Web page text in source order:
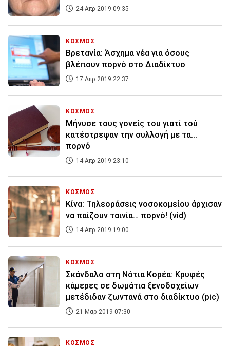
24 Απρ 2019 09:35
ΚΟΣΜΟΣ
Βρετανία: Άσχημα νέα για όσους
βλέπουν πορνό στο Διαδίκτυο
17 Απρ 2019 22:37
ΚΟΣΜΟΣ
Μήνυσε τους γονείς του γιατί τού
κατέστρεψαν την συλλογή με τα...
πορνό
14 Απρ 2019 23:10
ΚΟΣΜΟΣ
Κίνα: Τηλεοράσεις νοσοκομείου άρχισαν
να παίζουν ταινία… πορνό! (vid)
14 Απρ 2019 19:00
ΚΟΣΜΟΣ
Σκάνδαλο στη Νότια Κορέα: Κρυφές
κάμερες σε δωμάτια ξενοδοχείων
μετέδιδαν ζωντανά στο διαδίκτυο (pic)
21 Μαρ 2019 07:30
ΚΟΣΜΟΣ